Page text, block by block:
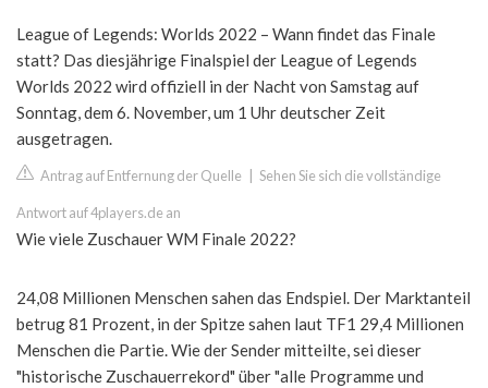
League of Legends: Worlds 2022 – Wann findet das Finale
statt? Das diesjährige Finalspiel der League of Legends
Worlds 2022 wird offiziell in der Nacht von Samstag auf
Sonntag, dem 6. November, um 1 Uhr deutscher Zeit
ausgetragen.
Antrag auf Entfernung der Quelle Sehen Sie sich die vollständige
Antwort auf 4players.de an
Wie viele Zuschauer WM Finale 2022?
24,08 Millionen Menschen sahen das Endspiel. Der Marktanteil
betrug 81 Prozent, in der Spitze sahen laut TF1 29,4 Millionen
Menschen die Partie. Wie der Sender mitteilte, sei dieser
"historische Zuschauerrekord" über "alle Programme und